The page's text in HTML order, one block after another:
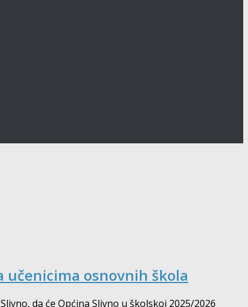
osnovnih škola
da će Općina Slivno u školskoj 2025/2026